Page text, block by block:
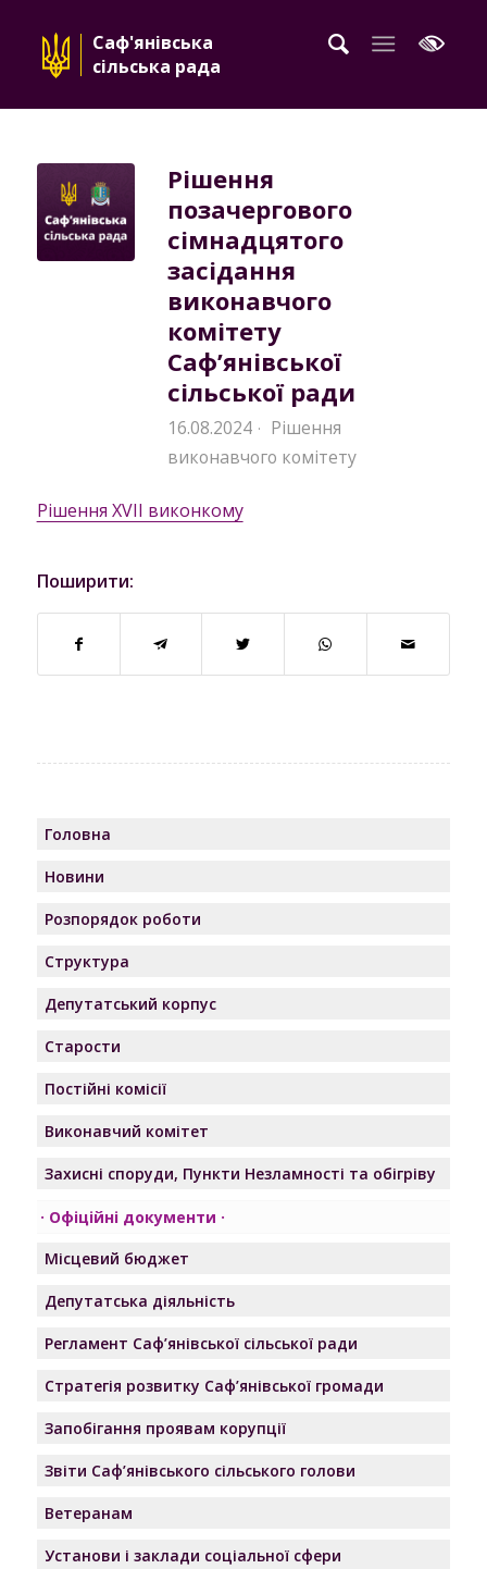
Саф'янівська
сільська рада
Рішення
позачергового
сімнадцятого
засідання
виконавчого
комітету
Саф’янівської
сільської ради
16.08.2024 · Рішення
виконавчого комітету
Рішення XVII виконкому
Поширити:
Головна
Новини
Розпорядок роботи
Структура
Депутатський корпус
Старости
Постійні комісії
Виконавчий комітет
Захисні споруди, Пункти Незламності та обігріву
Офіційні документи
Місцевий бюджет
Депутатська діяльність
Регламент Саф’янівської сільської ради
Стратегія розвитку Саф’янівської громади
Запобігання проявам корупції
Звіти Саф’янівського сільського голови
Ветеранам
Установи і заклади соціальної сфери